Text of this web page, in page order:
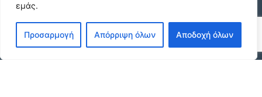
εμάς.
Προσαρμογή Απόρριψη όλων Αποδοχή όλων
Κωδικος ακινητου Μ480 καταστημα στον
Ευοσμο